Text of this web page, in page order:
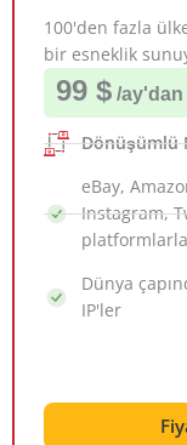
100'den fazla
bir esneklik
99 $ /ay'dan
Dönüşümlü
eBay,
Instagram,
Dünya
IP'ler